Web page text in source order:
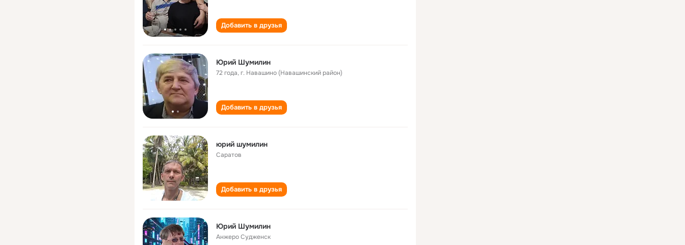
Добавить в друзья
Юрий Шумилин
72 года,г. Навашино (Навашинский район)
Добавить в друзья
юрий шумилин
Саратов
Добавить в друзья
Юрий Шумилин
Анжеро Судженск